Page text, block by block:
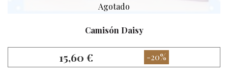
Agotado
Camisón Daisy
15,60 € -20%